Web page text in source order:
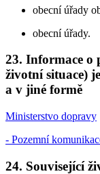
obecní úřady
obecní úřady.
23. Informace o
životní situace)
a v jiné formě
Ministerstvo dopravy
- Pozemní
24. Související